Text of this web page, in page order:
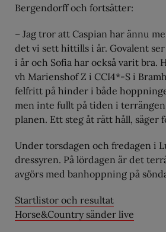
Bergendorff och fortsätter:
– Jag tror att Caspian har ännu
det vi sett hittills i år. Govalent
i år och Sofia har också varit bra.
vh Marienshof Z i CCI4*-S i
felfritt på hinder i både
men inte fullt på tiden i
planen. Ett steg åt rätt håll, säger
Under torsdagen och fredagen i
dressyren. På lördagen är det
avgörs med banhoppning på
Startlistor och resultat
Horse&Country sänder live